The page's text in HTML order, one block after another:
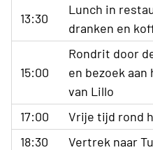
13:30
Lunch in
dranken en
15:00
Rondrit door
en bezoek
van Lillo
17:00
Vrije tijd rond
18:30
Vertrek naar